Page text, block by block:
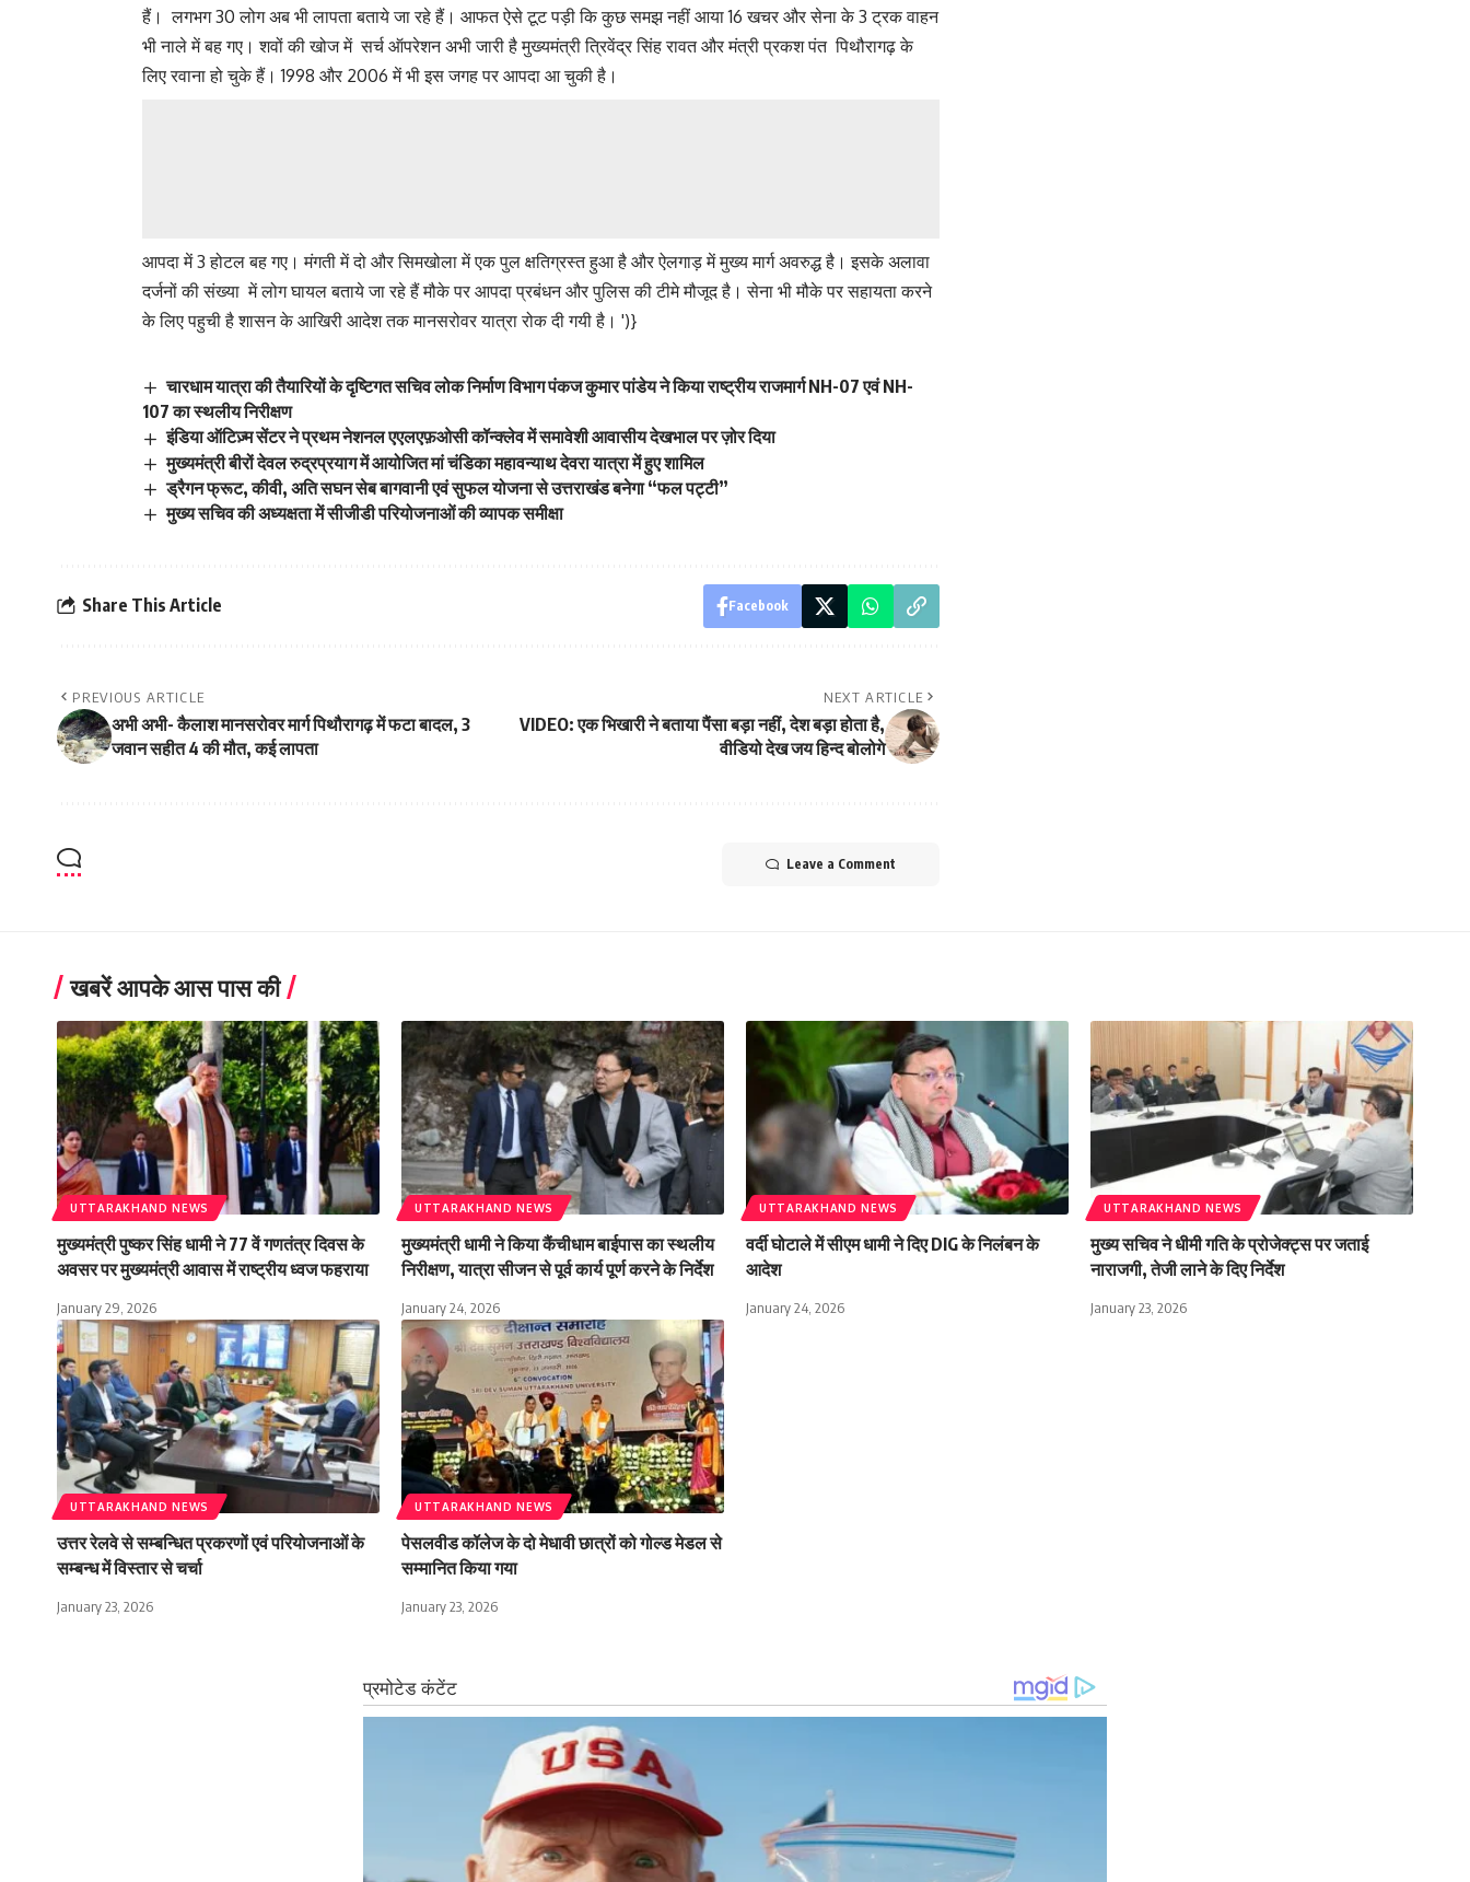
हैं। लगभग 30 लोग अब भी लापता बताये जा रहे हैं। आफत ऐसे टूट पड़ी कि कुछ समझ नहीं आया 16 खचर और सेना के 3 ट्रक वाहन
भी नाले में बह गए। शवों की खोज में सर्च ऑपरेशन अभी जारी है मुख्यमंत्री त्रिवेंद्र सिंह रावत और मंत्री प्रकश पंत पिथौरागढ़ के
लिए रवाना हो चुके हैं। 1998 और 2006 में भी इस जगह पर आपदा आ चुकी है।
आपदा में 3 होटल बह गए। मंगती में दो और सिमखोला में एक पुल क्षतिग्रस्त हुआ है और ऐलगाड़ में मुख्य मार्ग अवरुद्ध है। इसके अलावा
दर्जनों की संख्या में लोग घायल बताये जा रहे हैं मौके पर आपदा प्रबंधन और पुलिस की टीमे मौजूद है। सेना भी मौके पर सहायता करने
के लिए पहुची है शासन के आखिरी आदेश तक मानसरोवर यात्रा रोक दी गयी है। ')}
चारधाम यात्रा की तैयारियों के दृष्टिगत सचिव लोक निर्माण विभाग पंकज कुमार पांडेय ने किया राष्ट्रीय राजमार्ग NH-07 एवं NH-
107 का स्थलीय निरीक्षण
इंडिया ऑटिज़्म सेंटर ने प्रथम नेशनल एएलएफ़ओसी कॉन्क्लेव में समावेशी आवासीय देखभाल पर ज़ोर दिया
मुख्यमंत्री बीरों देवल रुद्रप्रयाग में आयोजित मां चंडिका महावन्याथ देवरा यात्रा में हुए शामिल
ड्रैगन फ्रूट, कीवी, अति सघन सेब बागवानी एवं सुफल योजना से उत्तराखंड बनेगा “फल पट्टी”
मुख्य सचिव की अध्यक्षता में सीजीडी परियोजनाओं की व्यापक समीक्षा
Share This Article Facebook
PREVIOUS ARTICLE
अभी अभी- कैलाश मानसरोवर मार्ग पिथौरागढ़ में फटा बादल, 3
जवान सहीत 4 की मौत, कई लापता
NEXT ARTICLE
VIDEO: एक भिखारी ने बताया पैंसा बड़ा नहीं, देश बड़ा होता है,
वीडियो देख जय हिन्द बोलोगे
Leave a Comment
खबरें आपके आस पास की
UTTARAKHAND NEWS
मुख्यमंत्री पुष्कर सिंह धामी ने 77 वें गणतंत्र दिवस के
अवसर पर मुख्यमंत्री आवास में राष्ट्रीय ध्वज फहराया
January 29, 2026
UTTARAKHAND NEWS
मुख्यमंत्री धामी ने किया कैंचीधाम बाईपास का स्थलीय
निरीक्षण, यात्रा सीजन से पूर्व कार्य पूर्ण करने के निर्देश
January 24, 2026
UTTARAKHAND NEWS
वर्दी घोटाले में सीएम धामी ने दिए DIG के निलंबन के
आदेश
January 24, 2026
UTTARAKHAND NEWS
मुख्य सचिव ने धीमी गति के प्रोजेक्ट्स पर जताई
नाराजगी, तेजी लाने के दिए निर्देश
January 23, 2026
UTTARAKHAND NEWS
उत्तर रेलवे से सम्बन्धित प्रकरणों एवं परियोजनाओं के
सम्बन्ध में विस्तार से चर्चा
January 23, 2026
UTTARAKHAND NEWS
पेसलवीड कॉलेज के दो मेधावी छात्रों को गोल्ड मेडल से
सम्मानित किया गया
January 23, 2026